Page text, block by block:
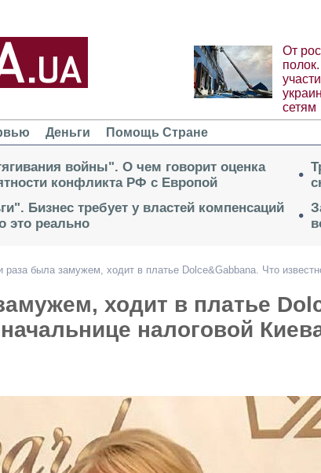
От
сетям
Деньги Помощь Стране
войны". О чем говорит оценка
конфликта РФ с Европой
Бизнес требует у властей компенсаций
это реально
раза была замужем, ходит в платье Dolce&Gabbana. Что
ходит в платье
налоговой